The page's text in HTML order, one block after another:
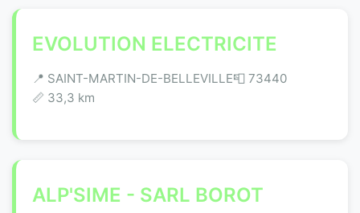
EVOLUTION ELECTRICITE
📍 SAINT-MARTIN-DE-BELLEVILLE📮 73440
📏 33,3 km
ALP'SIME - SARL BOROT